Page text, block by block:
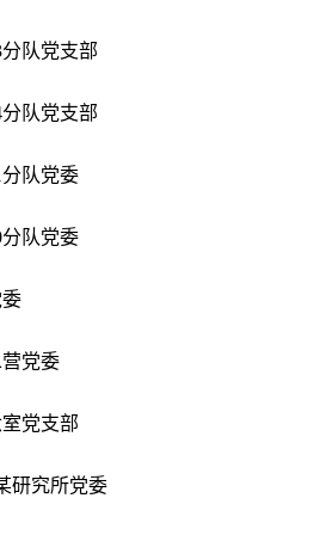
队党支部
队党支部
队党委
队党委
党委
党支部
研究所党委